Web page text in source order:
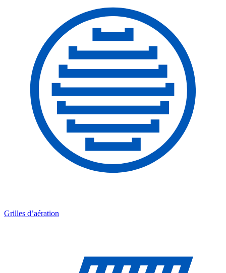
Grilles d’aération